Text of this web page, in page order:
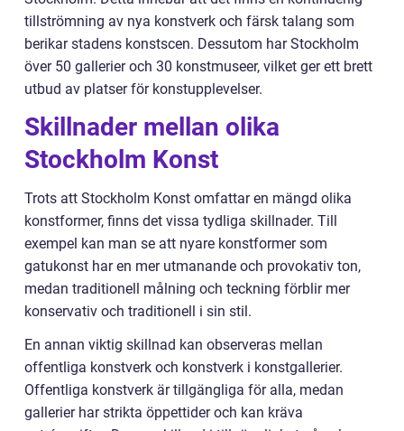
tillströmning av nya konstverk och färsk talang som
berikar stadens konstscen. Dessutom har Stockholm
över 50 gallerier och 30 konstmuseer, vilket ger ett brett
utbud av platser för konstupplevelser.
Skillnader mellan olika
Stockholm Konst
Trots att Stockholm Konst omfattar en mängd olika
konstformer, finns det vissa tydliga skillnader. Till
exempel kan man se att nyare konstformer som
gatukonst har en mer utmanande och provokativ ton,
medan traditionell målning och teckning förblir mer
konservativ och traditionell i sin stil.
En annan viktig skillnad kan observeras mellan
offentliga konstverk och konstverk i konstgallerier.
Offentliga konstverk är tillgängliga för alla, medan
gallerier har strikta öppettider och kan kräva